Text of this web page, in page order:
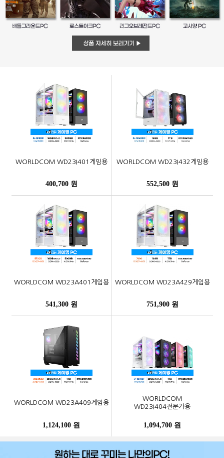
WORLDCOM WD23I401게임용
400,700 원
WORLDCOM WD23I432게임용
552,500 원
WORLDCOM WD23A401게임용
541,300 원
WORLDCOM WD23A429게임용
751,900 원
WORLDCOM WD23A409게임용
1,124,100 원
WORLDCOM
WD23I404전문가용
1,094,700 원